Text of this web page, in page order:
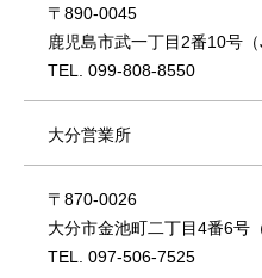
〒890-0045
鹿児島市武一丁目2番10号
TEL. 099-808-8550
大分営業所
〒870-0026
大分市金池町二丁目4番6号
TEL. 097-506-7525